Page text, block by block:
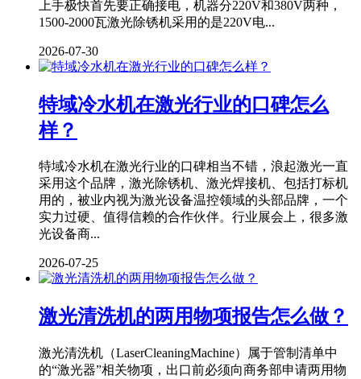
上手极快首先要正确接电，机器分220V和380V两种，
1500-2000瓦激光除锈机采用的是220V电...
2026-07-30
特域冷水机在激光行业的口碑怎么
样？
特域冷水机在激光行业的口碑相当不错，浪起激光一直
采用这个品牌，激光除锈机、激光焊接机、包括打标机
用的，被业内视为激光设备温控领域的头部品牌，一个
实力过硬、值得信赖的合作伙伴。行业展会上，很多激
光设备商...
2026-07-25
激光清洗机的两用物项报告怎么做？
激光清洗机（LaserCleaningMachine）属于管制清单中
的“激光器”相关物项，出口前必须向商务部申请两用物